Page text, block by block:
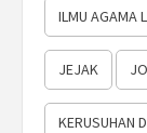
ILMU AGAMA
JEJAK
KERUSUHAN